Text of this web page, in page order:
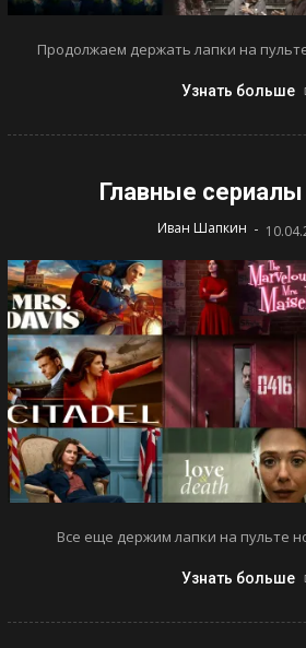
Продолжаем держать лапки на
Узнать больше
Главные сериалы
Иван Шапкин -
Все еще держим лапки на пульте
Узнать больше